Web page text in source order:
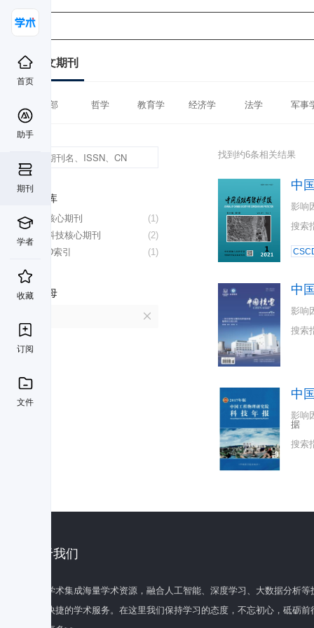
首页
助手
期刊
学者
收藏
订阅
文件
中文期刊
全部 哲学 教育学 经济学 法学 军事
数据库
(1)
北大核心期刊
(2)
中国科技核心期刊
(1)
CSCD索引
首字母
找到约6条相关结果
中
影响
搜索
中
影响
搜索
中
影响
据
搜索
关于我们
百度学术集成海量学术资源，融合人工智能、深度学习、大数据分析
全面快捷的学术服务。在这里我们保持学习的态度，不忘初心，砥砺前